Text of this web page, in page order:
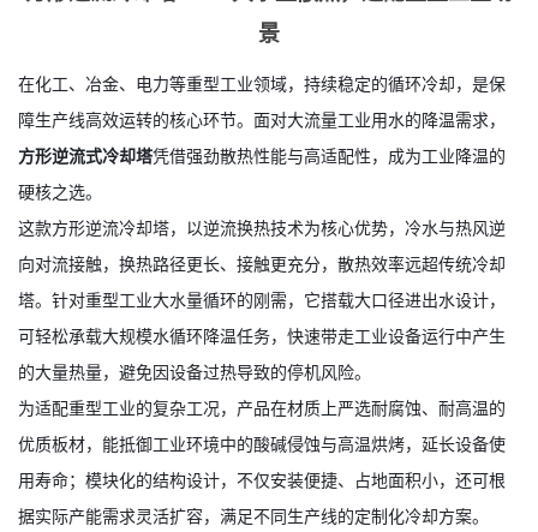
方形逆流冷却塔 —— 大水量散热，适配重型工业场
景
在化工、冶金、电力等重型工业领域，持续稳定的循环冷却，是保
障生产线高效运转的核心环节。面对大流量工业用水的降温需求，
方形逆流式冷却塔
硬核之选。
这款方形逆流冷却塔，以逆流换热技术为核心优势，冷水与热风逆
向对流接触，换热路径更长、接触更充分，散热效率远超传统冷却
塔。针对重型工业大水量循环的刚需，它搭载大口径进出水设计，
可轻松承载大规模水循环降温任务，快速带走工业设备运行中产生
的大量热量，避免因设备过热导致的停机风险。
为适配重型工业的复杂工况，产品在材质上严选耐腐蚀、耐高温的
优质板材，能抵御工业环境中的酸碱侵蚀与高温烘烤，延长设备使
用寿命；模块化的结构设计，不仅安装便捷、占地面积小，还可根